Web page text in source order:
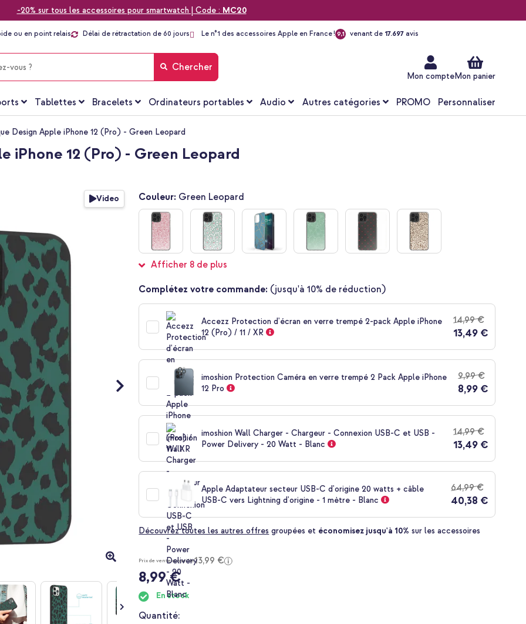
-20% sur tous les accessoires pour smartwatch | Code : MC20
ou en point relais Délai de rétractation de 60 jours Le n°1 des accessoires Apple en France ! 9,1 venant de 17.697 avis
Mon compteMon panier
Chercher
Tablettes Bracelets Ordinateurs portables Audio Autres catégories PROMO Personnaliser
Design Apple iPhone 12 (Pro) - Green Leopard
iPhone 12 (Pro) - Green Leopard
Video Couleur: Green Leopard
Afficher 8 de plus
Complétez votre commande: (jusqu'à 10% de réduction)
Accezz Protection d'écran en verre trempé 2-pack Apple iPhone
12 (Pro) / 11 / XR
14,99 €
13,49 €
imoshion Protection Caméra en verre trempé 2 Pack Apple iPhone
12 Pro
9,99 €
8,99 €
imoshion Wall Charger - Chargeur - Connexion USB-C et USB -
Power Delivery - 20 Watt - Blanc
14,99 €
13,49 €
Apple Adaptateur secteur USB-C d'origine 20 watts + câble
USB-C vers Lightning d'origine - 1 mètre - Blanc
64,99 €
40,38 €
Découvrez toutes les autres offres groupées et économisez jusqu'à 10% sur les accessoires
Prix de vente conseillé13,99 €
8,99 €
En stock
Quantité